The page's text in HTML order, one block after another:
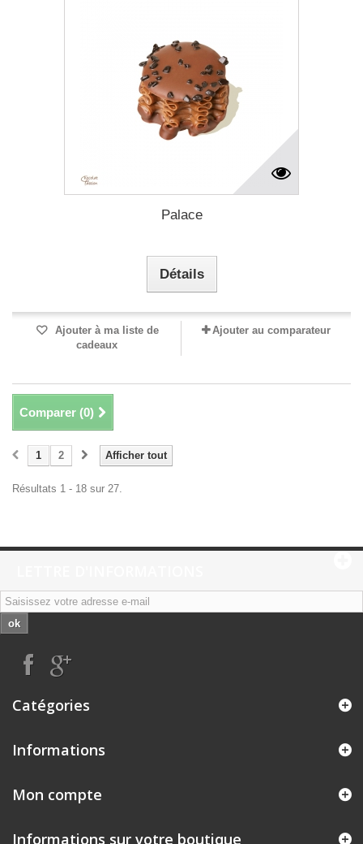
Palace
Détails
Ajouter à ma liste de
cadeaux
Ajouter au comparateur
Comparer (0)
Afficher tout
1 2
Résultats 1 - 18 sur 27.
ok
Catégories
Informations
Mon compte
Informations sur votre boutique